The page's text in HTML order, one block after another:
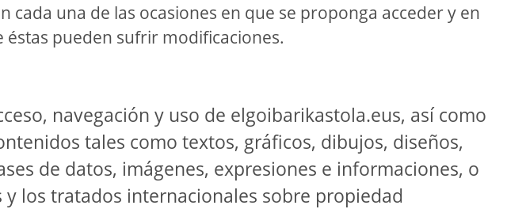
una de las ocasiones en que se proponga acceder y en
éstas pueden sufrir modificaciones.
navegación y uso de elgoibarikastola.eus, así como
tales como textos, gráficos, dibujos, diseños,
de datos, imágenes, expresiones e informaciones, o
los tratados internacionales sobre propiedad